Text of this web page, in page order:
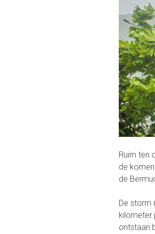
Ruim ten
de
de
De storm
kilometer
ontstaan